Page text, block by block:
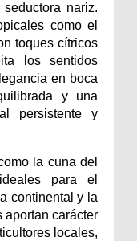
nariz.
como el
toques cítricos
los sentidos
en boca
y una
persistente y
la cuna del
para el
continental y la
aportan carácter
locales,